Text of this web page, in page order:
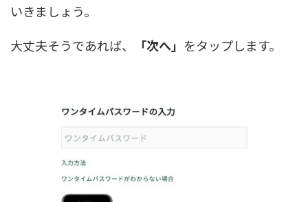
いきましょう。
大丈夫そうであれば、
「次へ」 をタップします。